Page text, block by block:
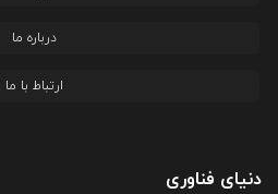
درباره ما
ارتباط با ما
دنیای فناوری